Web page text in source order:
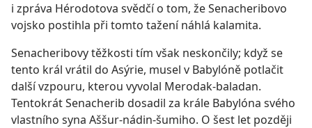
i zpráva Hérodotova svědčí o tom, že Senacheribovo
vojsko postihla při tomto tažení náhlá kalamita.
Senacheribovy těžkosti tím však neskončily; když se
tento král vrátil do Asýrie, musel v Babylóně potlačit
další vzpouru, kterou vyvolal Merodak-baladan.
Tentokrát Senacherib dosadil za krále Babylóna svého
vlastního syna Aššur-nádin-šumiho. O šest let později